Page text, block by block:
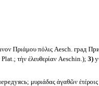
Πριάμου πόλις Aesch. град
τὴν ἐλευθερίαν Aeschin.); 3)
μυριάδας ἀγαθῶν